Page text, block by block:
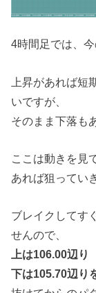
4時間足では、
上昇があれば短
いですが、
そのまま下落も
ここは動きを見
あれば狙ってい
ブレイクしてす
せんので、
上は106.00辺り
下は105.70辺り